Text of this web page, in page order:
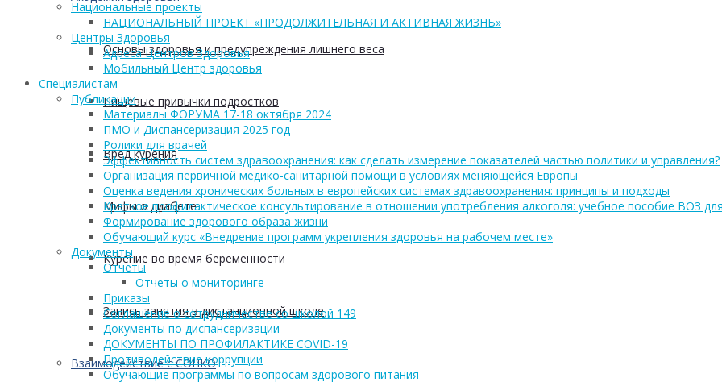
Основы здоровья и предупреждения лишнего веса
Пищевые привычки подростков
Вред курения
Мифы о диабете
Курение во время беременности
Запись занятия в дистанционной школе
Взаимодействие с СОНКО
Национальные проекты
НАЦИОНАЛЬНЫЙ ПРОЕКТ «ПРОДОЛЖИТЕЛЬНАЯ И АКТИВНАЯ ЖИЗНЬ»
Центры Здоровья
Адреса Центров Здоровья
Мобильный Центр здоровья
Cпециалистам
Публикации
Материалы ФОРУМА 17-18 октября 2024
ПМО и Диспансеризация 2025 год
Ролики для врачей
Эффективность систем здравоохранения: как сделать измерение показателей частью политики и управления?
Организация первичной медико-санитарной помощи в условиях меняющейся Европы
Оценка ведения хронических больных в европейских системах здравоохранения: принципы и подходы
Краткое профилактическое консультирование в отношении употребления алкоголя: учебное пособие ВОЗ
Формирование здорового образа жизни
Обучающий курс «Внедрение программ укрепления здоровья на рабочем месте»
Документы
Отчеты
Отчеты о мониторинге
Приказы
Соглашение о сотрудничестве со школой 149
Документы по диспансеризации
ДОКУМЕНТЫ ПО ПРОФИЛАКТИКЕ COVID-19
Противодействие коррупции
Обучающие программы по вопросам здорового питания